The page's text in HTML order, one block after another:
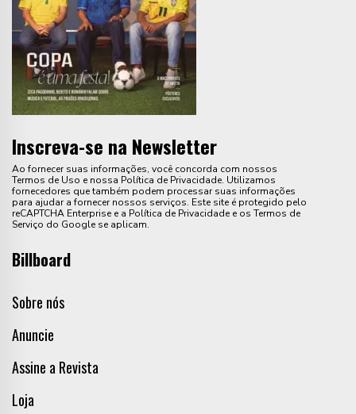
Inscreva-se na Newsletter
Ao fornecer suas informações, você concorda com nossos
Termos de Uso e nossa Política de Privacidade. Utilizamos
fornecedores que também podem processar suas informações
para ajudar a fornecer nossos serviços. Este site é protegido pelo
reCAPTCHA Enterprise e a Política de Privacidade e os Termos de
Serviço do Google se aplicam.
Billboard
Sobre nós
Anuncie
Assine a Revista
Loja